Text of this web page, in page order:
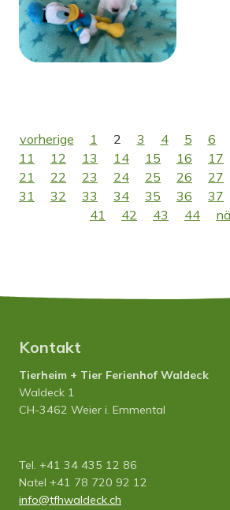
vorherige 1 2 3 4 5 6
11
12 13 14 15 16 17
21
22 23 24 25 26 27
31
32 33 34 35 36 37
41
42 43 44
Kontakt
Tierheim + Tier Ferienhof Waldeck
Waldeck 1
CH-3462 Weier i. Emmental
Tel. +41 34 435 12 86
Natel +41 78 720 92 12
info
tfhwaldeck.ch